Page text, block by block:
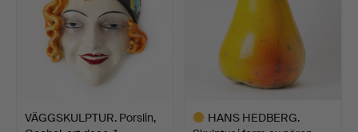
VÄGGSKULPTUR. Porslin,
HANS HEDBERG.